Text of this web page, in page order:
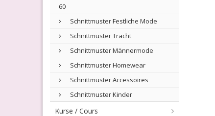
60
Schnittmuster Festliche Mode
Schnittmuster Tracht
Schnittmuster Männermode
Schnittmuster Homewear
Schnittmuster Accessoires
Schnittmuster Kinder
Kurse / Cours